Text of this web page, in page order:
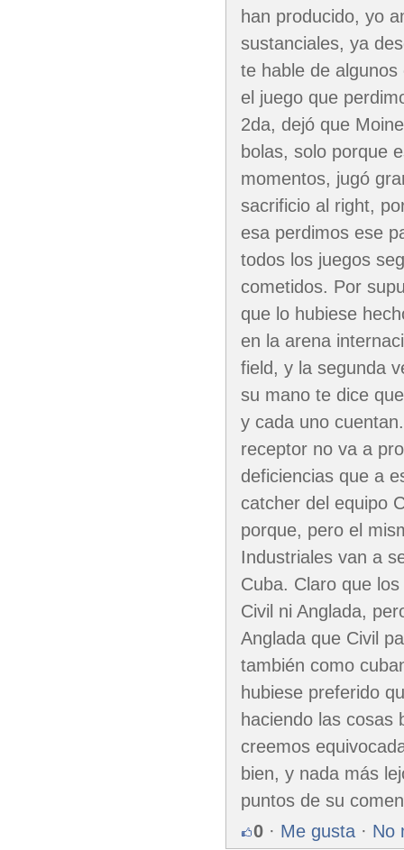
han producido, yo
sustanciales, ya
te hable de
el juego que
2da, dejó que
bolas, solo porque
momentos, jugó
sacrificio al right,
esa perdimos ese
todos los juegos
cometidos. Por
que lo hubiese
en la arena
field, y la segunda
su mano te dice
y cada uno
receptor no va a
deficiencias que a
catcher del equipo
porque, pero el
Industriales van a
Cuba. Claro que
Civil ni Anglada,
Anglada que Civil
también como
hubiese preferido
haciendo las cosas
creemos
bien, y nada más
puntos de su
0 · Me gusta · No